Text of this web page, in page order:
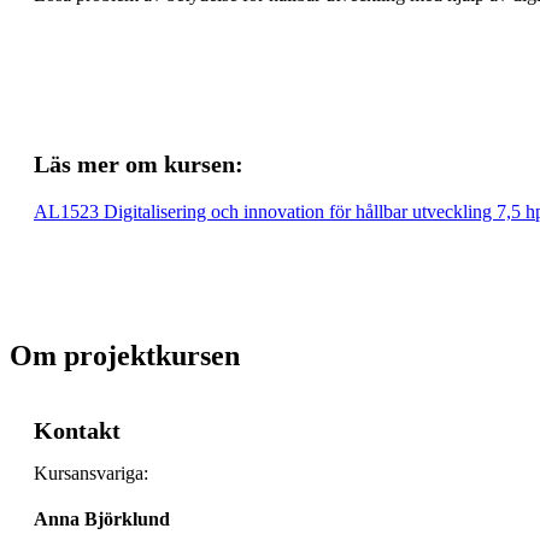
Läs mer om kursen:
AL1523 Digitalisering och innovation för hållbar utveckling 7,5
Om projektkursen
Kontakt
Kursansvariga:
Anna Björklund